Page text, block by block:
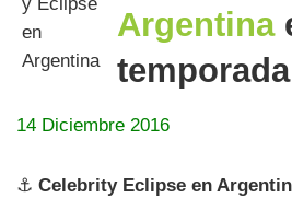
Argentina
14 Diciembre 2016
⚓ Celebrity Eclipse en